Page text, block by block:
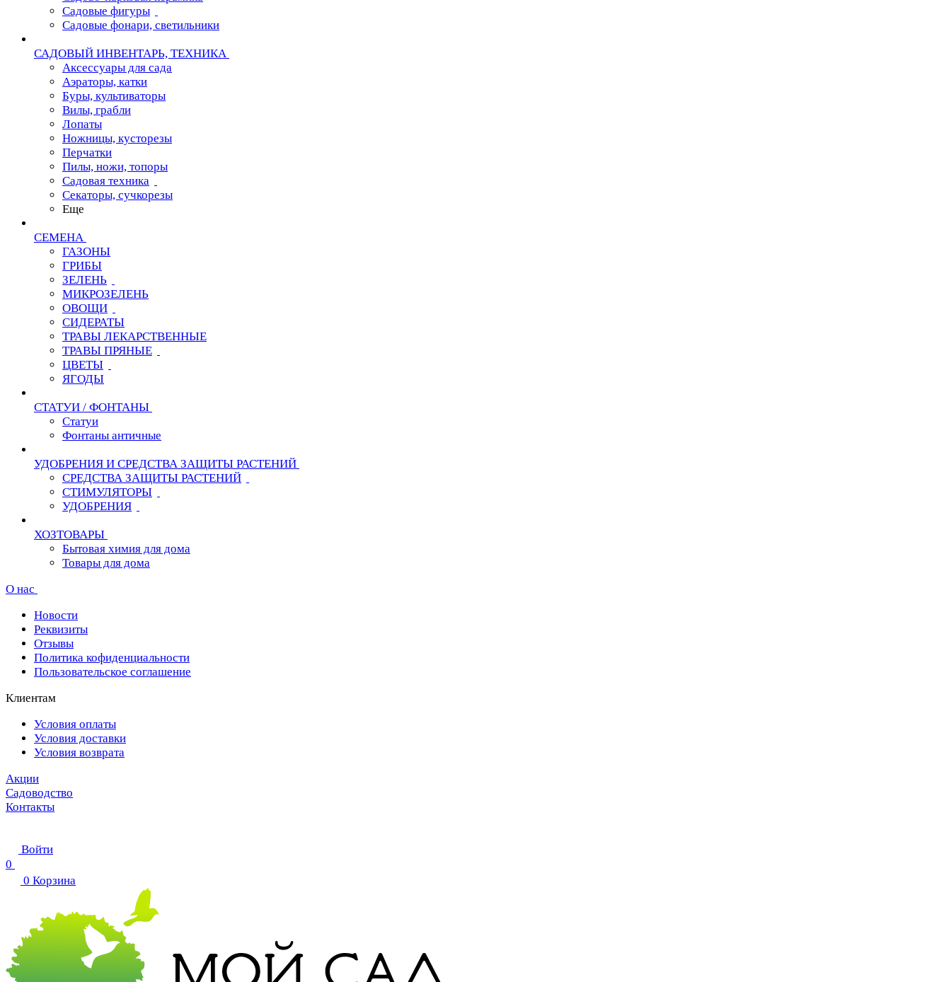
Садовые фигуры
Садовые фонари, светильники
САДОВЫЙ ИНВЕНТАРЬ, ТЕХНИКА
Аксессуары для сада
Аэраторы, катки
Буры, культиваторы
Вилы, грабли
Лопаты
Ножницы, кусторезы
Перчатки
Пилы, ножи, топоры
Садовая техника
Секаторы, сучкорезы
Еще
СЕМЕНА
ГАЗОНЫ
ГРИБЫ
ЗЕЛЕНЬ
МИКРОЗЕЛЕНЬ
ОВОЩИ
СИДЕРАТЫ
ТРАВЫ ЛЕКАРСТВЕННЫЕ
ТРАВЫ ПРЯНЫЕ
ЦВЕТЫ
ЯГОДЫ
СТАТУИ / ФОНТАНЫ
Статуи
Фонтаны античные
УДОБРЕНИЯ И СРЕДСТВА ЗАЩИТЫ РАСТЕНИЙ
СРЕДСТВА ЗАЩИТЫ РАСТЕНИЙ
СТИМУЛЯТОРЫ
УДОБРЕНИЯ
ХОЗТОВАРЫ
Бытовая химия для дома
Товары для дома
О нас
Новости
Реквизиты
Отзывы
Политика кофиденциальности
Пользовательское соглашение
Клиентам
Условия оплаты
Условия доставки
Условия возврата
Акции
Садоводство
Контакты
Войти
0
0 Корзина